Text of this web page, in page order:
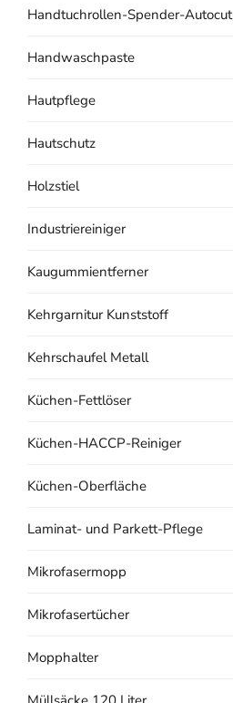
Handtuchrollen-Spender-Autocut
Handwaschpaste
Hautpflege
Hautschutz
Holzstiel
Industriereiniger
Kaugummientferner
Kehrgarnitur Kunststoff
Kehrschaufel Metall
Küchen-Fettlöser
Küchen-HACCP-Reiniger
Küchen-Oberfläche
Laminat- und Parkett-Pflege
Mikrofasermopp
Mikrofasertücher
Mopphalter